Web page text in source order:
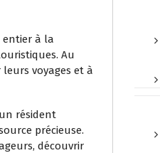
entier à la
Au
voyages et à
résident
précieuse.
découvrir